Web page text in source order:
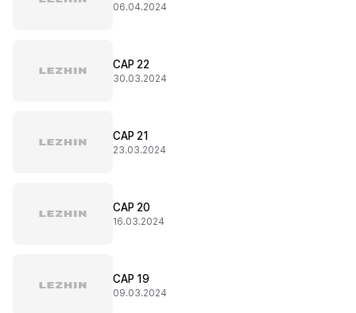
06.04.2024
CAP 22
30.03.2024
CAP 21
23.03.2024
CAP 20
16.03.2024
CAP 19
09.03.2024